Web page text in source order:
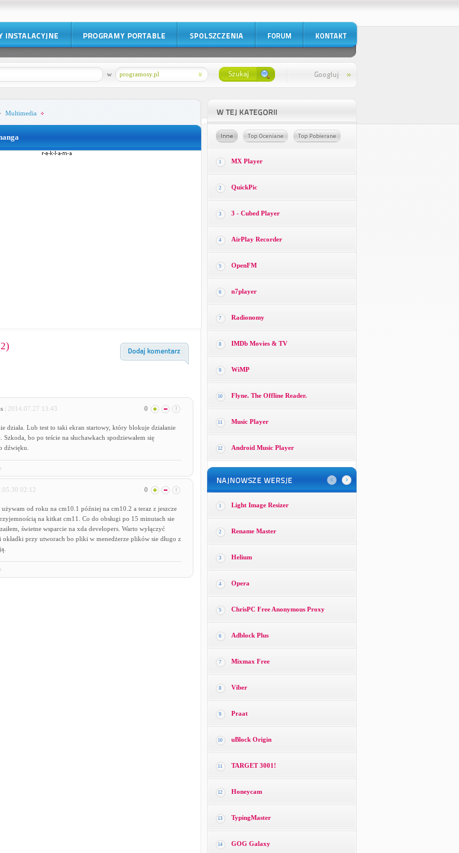
programosy.pl
w
Multimedia
2)
| 2014.07.27 13:43 0
działa. Lub test to taki ekran startowy, który blokuje działanie
Szkoda, bo po teście na słuchawkach spodziewałem się
dźwięku.
02:12 0
używam od roku na cm10.1 później na cm10.2 a teraz z jeszcze
na kitkat cm11. Co do obsługi po 15 minutach sie
świetne wsparcie na xda developers. Warto wyłączyć
okładki przy utworach bo pliki w menedżerze plików sie długo z
1 MX Player
2 QuickPic
3 3 - Cubed Player
4 AirPlay Recorder
5 OpenFM
6 n7player
7 Radionomy
8 IMDb Movies & TV
9 WiMP
10 Flyne. The Offline Reader.
11 Music Player
12 Android Music Player
1 Light Image Resizer
2 Rename Master
3 Helium
4 Opera
5 ChrisPC Free Anonymous Proxy
6 Adblock Plus
7 Mixmax Free
8 Viber
9 Praat
10 uBlock Origin
11 TARGET 3001!
12 Honeycam
13 TypingMaster
14 GOG Galaxy